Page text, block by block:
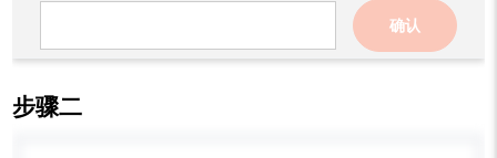
确认
步骤二